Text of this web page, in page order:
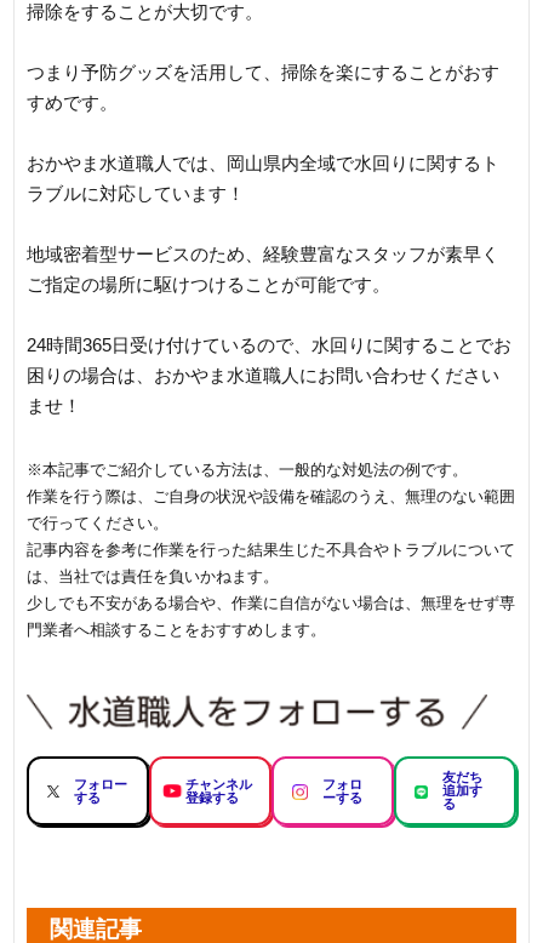
掃除をすることが大切です。
つまり予防グッズを活用して、掃除を楽にすることがおす
すめです。
おかやま水道職人では、岡山県内全域で水回りに関するト
ラブルに対応しています！
地域密着型サービスのため、経験豊富なスタッフが素早く
ご指定の場所に駆けつけることが可能です。
24時間365日受け付けているので、水回りに関することでお
困りの場合は、おかやま水道職人にお問い合わせください
ませ！
※本記事でご紹介している方法は、一般的な対処法の例です。
作業を行う際は、ご自身の状況や設備を確認のうえ、無理のない範囲
で行ってください。
記事内容を参考に作業を行った結果生じた不具合やトラブルについて
は、当社では責任を負いかねます。
少しでも不安がある場合や、作業に自信がない場合は、無理をせず専
門業者へ相談することをおすすめします。
フォロー
する
チャンネル
登録する
フォロ
ーする
友だち
追加す
る
関連記事